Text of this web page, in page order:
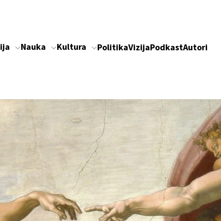
Nauka Kultura PolitikaVizijaPodkastAutori